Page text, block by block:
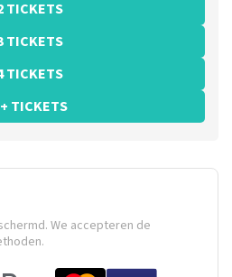
TICKETS
TICKETS
TICKETS
TICKETS
We accepteren de